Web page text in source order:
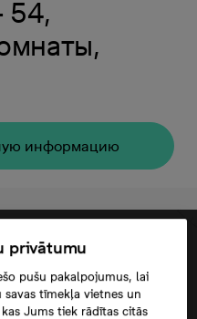
54,
информацию
privātumu
pušu pakalpojumus, lai
tīmekļa vietnes un
Jums tiek rādītas citās